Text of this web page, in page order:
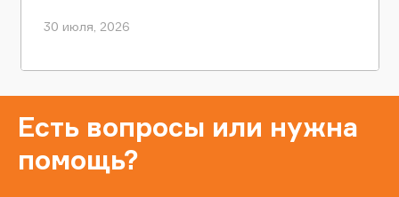
30 июля, 2026
Есть вопросы или нужна
помощь?